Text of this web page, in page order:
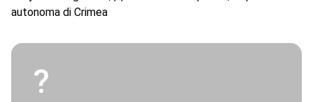
autonoma di Crimea
?